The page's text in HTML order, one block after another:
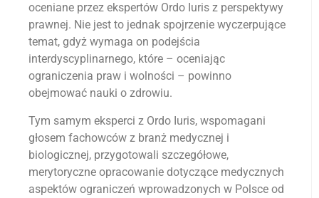
oceniane przez ekspertów Ordo Iuris z perspektywy
prawnej. Nie jest to jednak spojrzenie wyczerpujące
temat, gdyż wymaga on podejścia
interdyscyplinarnego, które – oceniając
ograniczenia praw i wolności – powinno
obejmować nauki o zdrowiu.
Tym samym eksperci z Ordo Iuris, wspomagani
głosem fachowców z branż medycznej i
biologicznej, przygotowali szczegółowe,
merytoryczne opracowanie dotyczące medycznych
aspektów ograniczeń wprowadzonych w Polsce od